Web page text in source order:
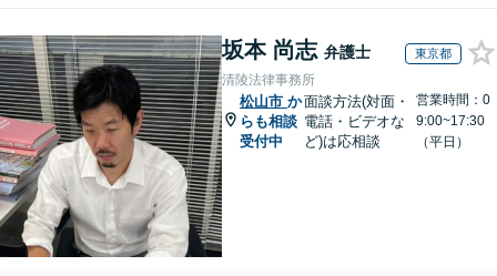
坂本 尚志 弁護士 東京都
清陵法律事務所
松山市 か
らも相談
受付中
面談方法(対面・
電話・ビデオな
ど)は応相談
営業時間：0
9:00~17:30
（平日）